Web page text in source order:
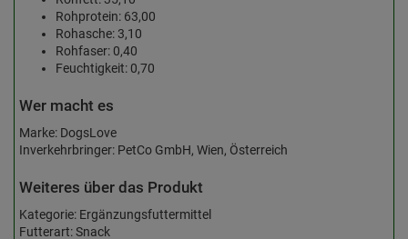
Rohprotein: 63,00
Rohasche: 3,10
Rohfaser: 0,40
Feuchtigkeit: 0,70
Wer macht es
Marke: DogsLove
Inverkehrbringer: PetCo GmbH, Wien, Österreich
Weiteres über das Produkt
Kategorie: Ergänzungsfuttermittel
Futterart: Snack